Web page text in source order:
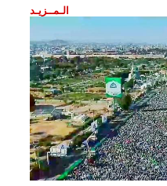
الـمــزيـد